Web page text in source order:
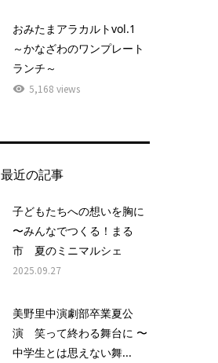
おみたまアラカルトvol.1
～かなざわのワンプレート
ランチ～
5,168 views
最近の記事
子どもたちへの想いを胸に
〜みんなでつくる！まる
市 夏のミニマルシェ
2025.09.27
美野里中演劇部卒業夏公
演 笑って終わる舞台に 〜
中学生とは思えない舞...